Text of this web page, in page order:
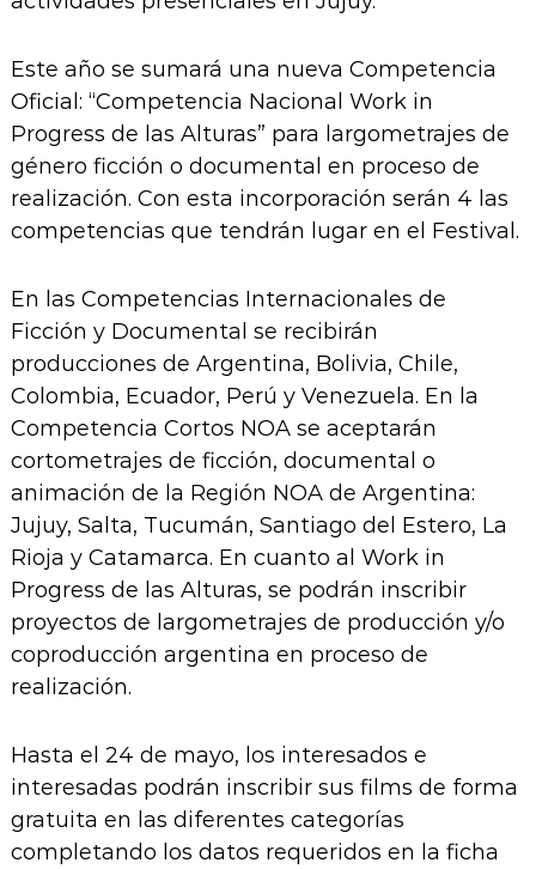
Este año se sumará una nueva Competencia
Oficial: “Competencia Nacional Work in
Progress de las Alturas” para largometrajes de
género ficción o documental en proceso de
realización. Con esta incorporación serán 4 las
competencias que tendrán lugar en el Festival.
En las Competencias Internacionales de
Ficción y Documental se recibirán
producciones de Argentina, Bolivia, Chile,
Colombia, Ecuador, Perú y Venezuela. En la
Competencia Cortos NOA se aceptarán
cortometrajes de ficción, documental o
animación de la Región NOA de Argentina:
Jujuy, Salta, Tucumán, Santiago del Estero, La
Rioja y Catamarca. En cuanto al Work in
Progress de las Alturas, se podrán inscribir
proyectos de largometrajes de producción y/o
coproducción argentina en proceso de
realización.
Hasta el 24 de mayo, los interesados e
interesadas podrán inscribir sus films de forma
gratuita en las diferentes categorías
completando los datos requeridos en la ficha